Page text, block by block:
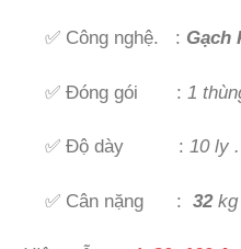
✅ Công nghệ. : Gạch
✅ Đóng gói : 1
✅ Độ dày : 10 ly .
✅ Cân nặng : 32kg